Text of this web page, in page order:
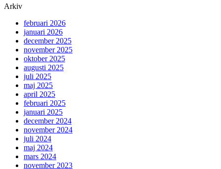
Arkiv
februari 2026
januari 2026
december 2025
november 2025
oktober 2025
augusti 2025
juli 2025
maj 2025
april 2025
februari 2025
januari 2025
december 2024
november 2024
juli 2024
maj 2024
mars 2024
november 2023